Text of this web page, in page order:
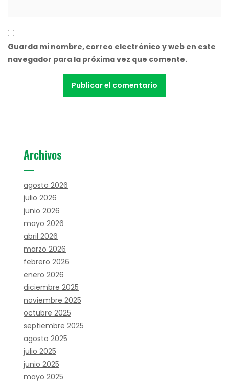
Guarda mi nombre, correo electrónico y web en este
navegador para la próxima vez que comente.
Archivos
agosto 2026
julio 2026
junio 2026
mayo 2026
abril 2026
marzo 2026
febrero 2026
enero 2026
diciembre 2025
noviembre 2025
octubre 2025
septiembre 2025
agosto 2025
julio 2025
junio 2025
mayo 2025